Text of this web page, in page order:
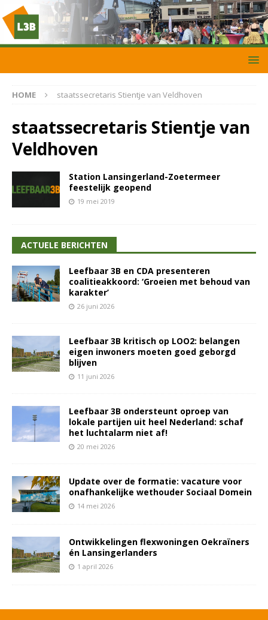
HOME staatssecretaris Stientje van Veldhoven
staatssecretaris Stientje van
Veldhoven
Station Lansingerland-Zoetermeer
feestelijk geopend
19 mei 2019
ACTUELE BERICHTEN
Leefbaar 3B en CDA presenteren
coalitieakkoord: ‘Groeien met behoud van
karakter’
26 juni 2026
Leefbaar 3B kritisch op LOO2: belangen
eigen inwoners moeten goed geborgd
blijven
11 juni 2026
Leefbaar 3B ondersteunt oproep van
lokale partijen uit heel Nederland: schaf
het luchtalarm niet af!
20 mei 2026
Update over de formatie: vacature voor
onafhankelijke wethouder Sociaal Domein
14 mei 2026
Ontwikkelingen flexwoningen Oekraïners
én Lansingerlanders
1 april 2026